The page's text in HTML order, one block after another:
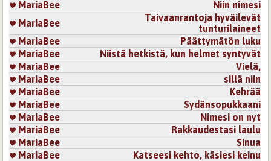
MariaBee
Niin nimesi
MariaBee
Taivaanrantoja hyväilevät
tunturilaineet
MariaBee
Päättymätön luku
MariaBee
Niistä hetkistä, kun helmet syntyvät
MariaBee
Vielä,
MariaBee
sillä niin
MariaBee
Kehrää
MariaBee
Sydänsopukkaani
MariaBee
Nimesi on nyt
MariaBee
Rakkaudestasi laulu
MariaBee
Sinua
MariaBee
Katseesi kehto, käsiesi keinu